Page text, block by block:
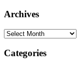
Archives
Archives
Categories